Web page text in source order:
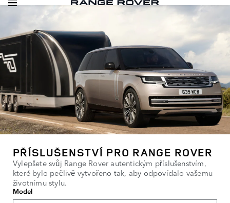
PŘÍSLUŠENSTVÍ PRO RANGE ROVER
Vylepšete svůj Range Rover autentickým příslušenstvím,
které bylo pečlivě vytvořeno tak, aby odpovídalo vašemu
životnímu stylu.
Model